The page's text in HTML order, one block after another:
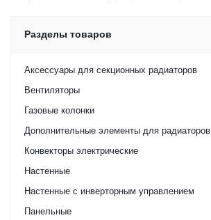
Разделы товаров
Аксессуары для секционных радиаторов
Вентиляторы
Газовые колонки
Дополнительные элементы для радиаторов
Конвекторы электрические
Настенные
Настенные с инверторным управлением
Панельные